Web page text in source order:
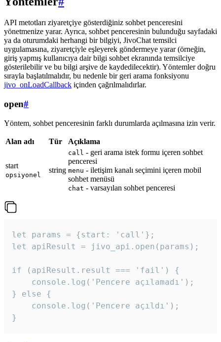
API metotları ziyaretçiye gösterdiğiniz sohbet penceresini
yönetmenize yarar. Ayrıca, sohbet penceresinin bulunduğu sayfadaki
ya da oturumdaki herhangi bir bilgiyi, JivoChat temsilci
uygulamasına, ziyaretçiyle eşleyerek göndermeye yarar (örneğin,
giriş yapmış kullanıcıya dair bilgi sohbet ekranında temsilciye
gösterilebilir ve bu bilgi arşive de kaydedilecektir). Yöntemler doğru
sırayla başlatılmalıdır, bu nedenle bir geri arama fonksiyonu
jivo_onLoadCallback içinden çağrılmalıdırlar.
open#
Yöntem, sohbet penceresinin farklı durumlarda açılmasına izin verir.
Alan adı Tür Açıklama
start
opsiyonel
string
call - geri arama istek formu içeren sohbet
penceresi
menu - iletişim kanalı seçimini içeren mobil
sohbet menüsü
chat - varsayılan sohbet penceresi
let params = {start: 'call'};
let apiResult = jivo_api.open(params);
if (apiResult.result === 'fail') {
    console.log('Pencere açılamadı');
} else {
    console.log('Pencere açıldı');
}